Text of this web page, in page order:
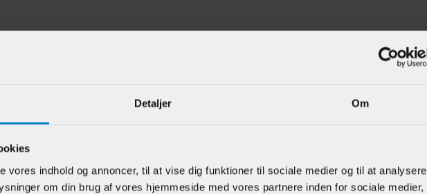
Detaljer Om
vores indhold og annoncer, til at vise dig funktioner til sociale medier og til at analysere
om din brug af vores hjemmeside med vores partnere inden for sociale medier,